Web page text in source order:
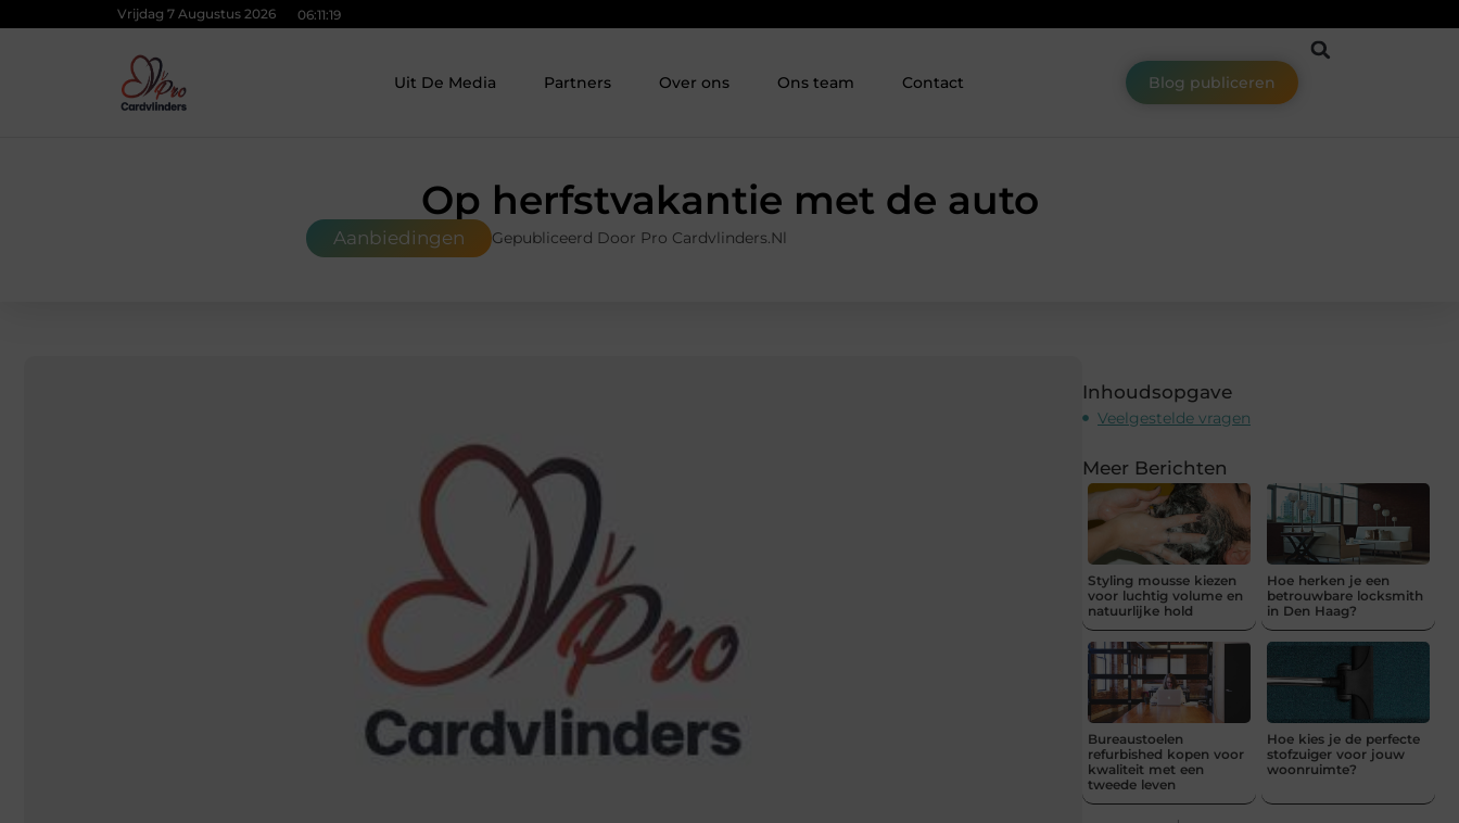
Vrijdag 7 Augustus 2026 06:11:20
Uit De Media Partners Over ons Ons team Contact Blog publiceren
Op herfstvakantie met de auto
Aanbiedingen Gepubliceerd Door Pro Cardvlinders.nl
Inhoudsopgave
Veelgestelde vragen
Meer Berichten
Styling mousse kiezen
voor luchtig volume en
natuurlijke hold
Hoe herken je een
betrouwbare locksmith
in Den Haag?
Bureaustoelen
refurbished kopen voor
kwaliteit met een
tweede leven
Hoe kies je de perfecte
stofzuiger voor jouw
woonruimte?